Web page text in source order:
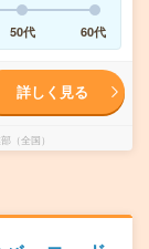
50代 60代
詳しく見る
（全国）